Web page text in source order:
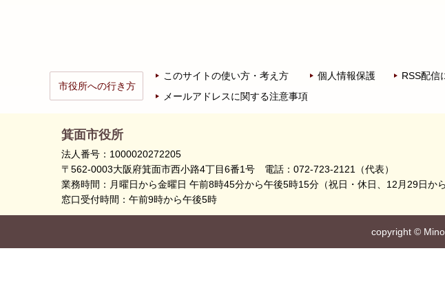
市役所への行き方
このサイトの使い方・考え方 個人情報保護
RSS配信
メールアドレスに関する注意事項
箕面市役所
法人番号：1000020272205
〒562-0003大阪府箕面市西小路4丁目6番1号 電話：072-723-2121（代表）
業務時間：月曜日から金曜日 午前8時45分から午後5時15分 （祝日・休日、12月29日か
窓口受付時間：午前9時から午後5時
copyright ©